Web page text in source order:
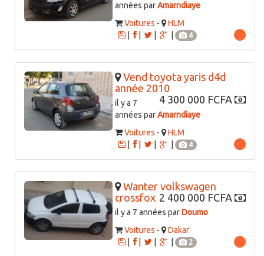
années parAmarndiaye
Voitures -
HLM
|
4
Vend toyota yaris d4d
année 2010
4 300 000 FCFA
il y a 7
années parAmarndiaye
Voitures -
HLM
|
4
Wanter volkswagen
crossfox 2 400 000 FCFA
il y a 7 années parDoumo
Voitures -
Dakar
|
2